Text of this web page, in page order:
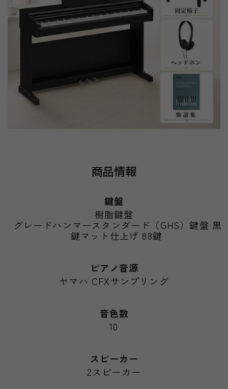
商品情報
鍵盤
樹脂鍵盤
グレードハンマースタンダード（GHS）鍵盤 黒
鍵マット仕上げ 88鍵
ピアノ音源
ヤマハ CFXサンプリング
音色数
10
スピーカー
2スピーカー